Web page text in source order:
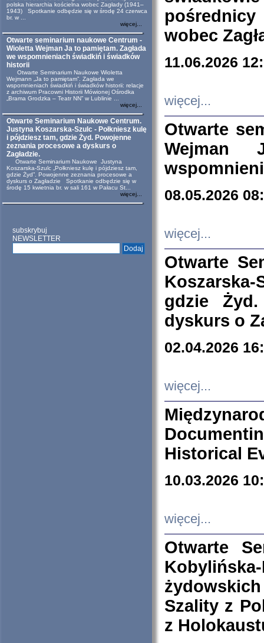
polska hierarchia kościelna wobec Zagłady (1941–
1943) Spotkanie odbędzie się w środę 24 czerwca
br. w ...
więcej...
Otwarte seminarium naukowe Centrum -
Wioletta Wejman Ja to pamiętam. Zagłada
we wspomnieniach świadkiń i świadków
historii
Otwarte Seminarium Naukowe Wioletta
Wejmann „Ja to pamiętam”. Zagłada we
wspomnieniach świadkiń i świadków historii: relacje
z archiwum Pracowni Historii Mówionej Ośrodka
„Brama Grodzka – Teatr NN” w Lublinie ...
więcej...
Otwarte Seminarium Naukowe Centrum.
Justyna Koszarska-Szulc - Połkniesz kulę
i pójdziesz tam, gdzie Żyd. Powojenne
zeznania procesowe a dyskurs o
Zagładzie.
Otwarte Seminarium Naukowe Justyna
Koszarska-Szulc „Połkniesz kulę i pójdziesz tam,
gdzie Żyd”. Powojenne zeznania procesowe a
dyskurs o Zagładzie Spotkanie odbędzie się w
środę 15 kwietnia br. w sali 161 w Pałacu St...
więcej...
subskrybuj
NEWSLETTER
wobec
11.06.2026
więcej...
Otwarte
Wejman
08.05.2026
więcej...
Otwarte
Koszarska-
gdzie
dyskurs o
02.04.2026
więcej...
Historical
10.03.2026
więcej...
Otwarte
Szality z
z